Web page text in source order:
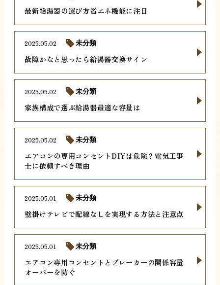
最新給湯器の選び方省エネ機能に注目
故障かなと思ったら給湯器交換サイン
2025.05.02 未分類
家族構成で選ぶ給湯器最適な容量は
2025.05.02 未分類
エアコンの専用コンセントDIYは危険？電気工事
士に依頼すべき理由
2025.05.02 未分類
壁掛けテレビで配線なしを実現する方法と注意点
2025.05.01 未分類
エアコン専用コンセントとブレーカーの関係容量
オーバーを防ぐ
2025.05.01 未分類